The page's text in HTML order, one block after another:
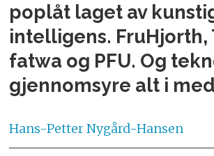
poplåt laget av
intelligens. FruHjorth,
fatwa og PFU. Og
gjennomsyre alt i
Hans-PetterNygård-Hansen